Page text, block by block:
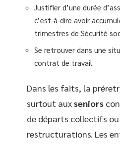
Justifier d’une durée
c’est-à-dire avoir
trimestres de Sécurité
Se retrouver dans une
contrat de travail.
Dans les faits, la
surtout auxseniors
de départs collectifs ou
restructurations. Les